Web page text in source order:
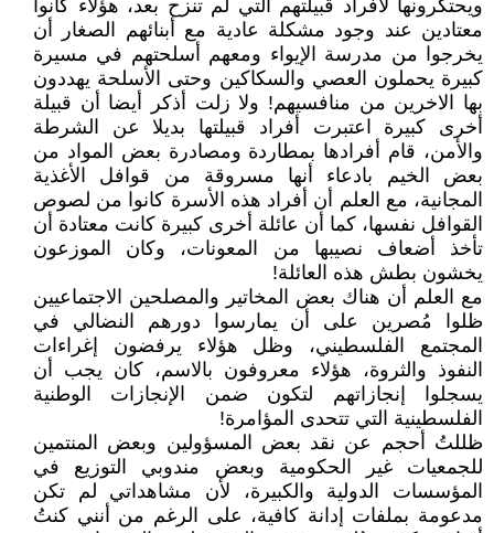
ويحتكرونها لأفراد قبيلتهم التي لم تنزح بعد، هؤلاء كانوا
معتادين عند وجود مشكلة عادية مع أبنائهم الصغار أن
يخرجوا من مدرسة الإيواء ومعهم أسلحتهم في مسيرة
كبيرة يحملون العصي والسكاكين وحتى الأسلحة يهددون
بها الاخرين من منافسيهم! ولا زلت أذكر أيضا أن قبيلة
أخرى كبيرة اعتبرت أفراد قبيلتها بديلا عن الشرطة
والأمن، قام أفرادها بمطاردة ومصادرة بعض المواد من
بعض الخيم بادعاء أنها مسروقة من قوافل الأغذية
المجانية، مع العلم أن أفراد هذه الأسرة كانوا من لصوص
القوافل نفسها، كما أن عائلة أخرى كبيرة كانت معتادة أن
تأخذ أضعاف نصيبها من المعونات، وكان الموزعون
يخشون بطش هذه العائلة!
مع العلم أن هناك بعض المخاتير والمصلحين الاجتماعيين
ظلوا مُصرين على أن يمارسوا دورهم النضالي في
المجتمع الفلسطيني، وظل هؤلاء يرفضون إغراءات
النفوذ والثروة، هؤلاء معروفون بالاسم، كان يجب أن
يسجلوا إنجازاتهم لتكون ضمن الإنجازات الوطنية
الفلسطينية التي تتحدى المؤامرة!
ظللتُ أحجم عن نقد بعض المسؤولين وبعض المنتمين
للجمعيات غير الحكومية وبعض مندوبي التوزيع في
المؤسسات الدولية والكبيرة، لأن مشاهداتي لم تكن
مدعومة بملفات إدانة كافية، على الرغم من أنني كنتُ